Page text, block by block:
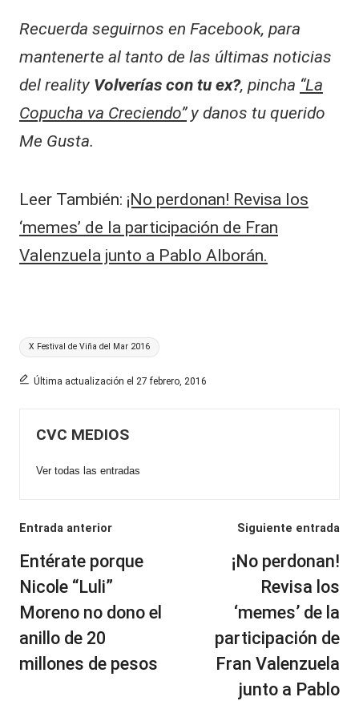
Recuerda seguirnos en Facebook, para
mantenerte al tanto de las últimas noticias
del reality Volverías con tu ex?, pincha “La
Copucha va Creciendo”y danos tu querido
Me Gusta.
Leer También: ¡No perdonan! Revisa los
‘memes’ de la participación de Fran
Valenzuela junto a Pablo Alborán.
Etiquetas:
X Festival de Viña del Mar 2016
Última actualización el 27 febrero, 2016
CVC MEDIOS
Ver todas las entradas
Navegación
de
entradas
Entrada anterior
Entérate porque
Nicole “Luli”
Moreno no dono el
anillo de 20
millones de pesos
Siguiente entrada
¡No perdonan!
Revisa los
‘memes’ de la
participación de
Fran Valenzuela
junto a Pablo